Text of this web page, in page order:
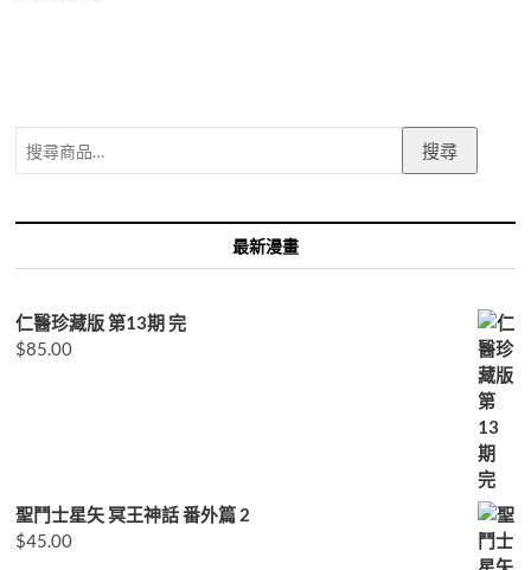
鍵
搜尋
最新漫畫
仁醫珍藏版 第13期 完
$85.00
聖鬥士星矢 冥王神話 番外篇 2
$45.00